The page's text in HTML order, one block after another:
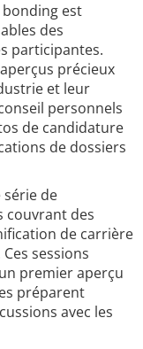
est
des
participantes.
précieux
et leur
personnels
de candidature
de dossiers
de
couvrant des
de carrière
sessions
premier aperçu
préparent
avec les